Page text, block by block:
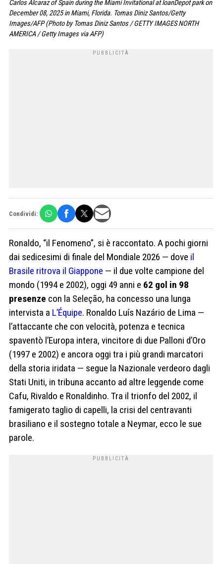
Carlos Alcaraz of Spain during the Miami Invitational at loanDepot park on
December 08, 2025 in Miami, Florida. Tomas Diniz Santos/Getty
Images/AFP (Photo by Tomas Diniz Santos / GETTY IMAGES NORTH
AMERICA / Getty Images via AFP)
Condividi:
Ronaldo, “il Fenomeno”, si è raccontato. A pochi giorni
dai sedicesimi di finale del Mondiale 2026 — dove il
Brasile ritrova il Giappone — il due volte campione del
mondo (1994 e 2002), oggi 49 anni e 62 gol in 98
presenze con la Seleção, ha concesso una lunga
intervista a L’Équipe. Ronaldo Luís Nazário de Lima —
l’attaccante che con velocità, potenza e tecnica
spaventò l’Europa intera, vincitore di due Palloni d’Oro
(1997 e 2002) e ancora oggi tra i più grandi marcatori
della storia iridata — segue la Nazionale verdeoro dagli
Stati Uniti, in tribuna accanto ad altre leggende come
Cafu, Rivaldo e Ronaldinho. Tra il trionfo del 2002, il
famigerato taglio di capelli, la crisi del centravanti
brasiliano e il sostegno totale a Neymar, ecco le sue
parole.